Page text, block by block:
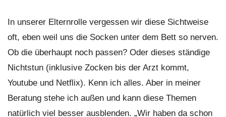
In unserer Elternrolle vergessen wir diese Sichtweise
oft, eben weil uns die Socken unter dem Bett so nerven.
Ob die überhaupt noch passen? Oder dieses ständige
Nichtstun (inklusive Zocken bis der Arzt kommt,
Youtube und Netflix). Kenn ich alles. Aber in meiner
Beratung stehe ich außen und kann diese Themen
natürlich viel besser ausblenden. „Wir haben da schon